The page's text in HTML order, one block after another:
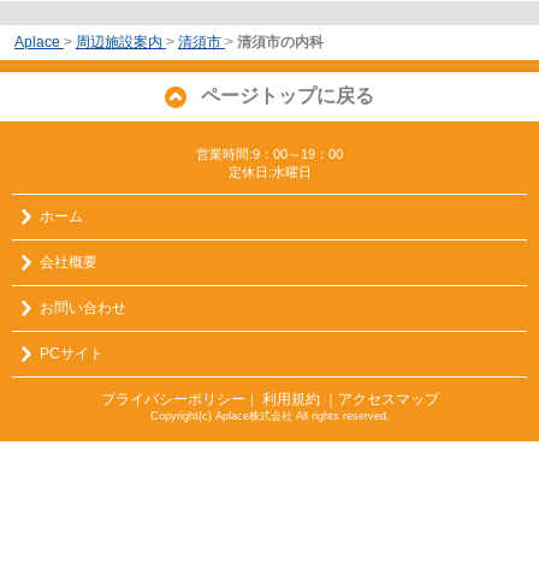
Aplace > 周辺施設案内 > 清須市 > 清須市の内科
ページトップに戻る
営業時間:9：00～19：00
定休日:水曜日
ホーム
会社概要
お問い合わせ
PCサイト
プライバシーポリシー ｜ 利用規約 ｜アクセスマップ
Copyright(c) Aplace株式会社 All rights reserved.